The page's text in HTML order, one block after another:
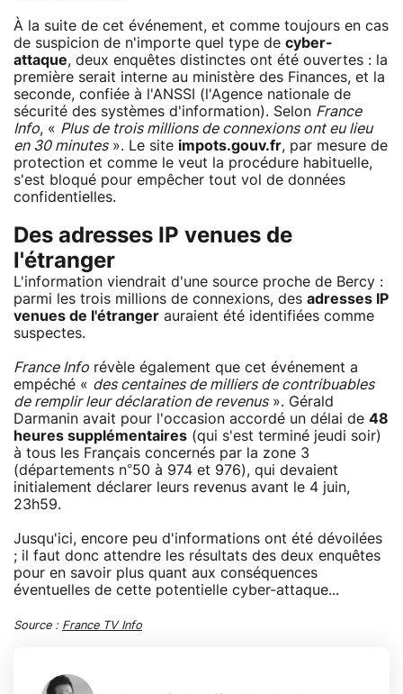
À la suite de cet événement, et comme toujours en cas
de suspicion de n'importe quel type de cyber-
attaque, deux enquêtes distinctes ont été ouvertes : la
première serait interne au ministère des Finances, et la
seconde, confiée à l'ANSSI (l'Agence nationale de
sécurité des systèmes d'information). Selon France
Info, « Plus de trois millions de connexions ont eu lieu
en 30 minutes». Le site impots.gouv.fr, par mesure de
protection et comme le veut la procédure habituelle,
s'est bloqué pour empêcher tout vol de données
confidentielles.
Des adresses IP venues de
l'étranger
L'information viendrait d'une source proche de Bercy :
parmi les trois millions de connexions, des adresses IP
venues de l'étranger auraient été identifiées comme
suspectes.
France Info révèle également que cet événement a
empéché « des centaines de milliers de contribuables
de remplir leur déclaration de revenus». Gérald
Darmanin avait pour l'occasion accordé un délai de 48
heures supplémentaires (qui s'est terminé jeudi soir)
à tous les Français concernés par la zone 3
(départements n°50 à 974 et 976), qui devaient
initialement déclarer leurs revenus avant le 4 juin,
23h59.
Jusqu'ici, encore peu d'informations ont été dévoilées
; il faut donc attendre les résultats des deux enquêtes
pour en savoir plus quant aux conséquences
éventuelles de cette potentielle cyber-attaque...
Source : France TV Info